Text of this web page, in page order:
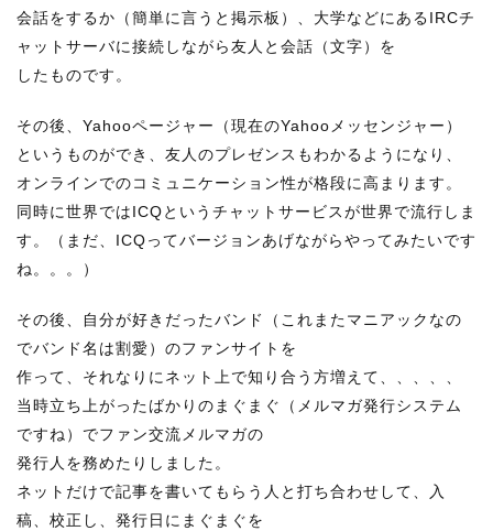
会話をするか（簡単に言うと掲示板）、大学などにあるIRCチ
ャットサーバに接続しながら友人と会話（文字）を
したものです。
その後、Yahooページャー（現在のYahooメッセンジャー）
というものができ、友人のプレゼンスもわかるようになり、
オンラインでのコミュニケーション性が格段に高まります。
同時に世界ではICQというチャットサービスが世界で流行しま
す。（まだ、ICQってバージョンあげながらやってみたいです
ね。。。）
その後、自分が好きだったバンド（これまたマニアックなの
でバンド名は割愛）のファンサイトを
作って、それなりにネット上で知り合う方増えて、、、、、
当時立ち上がったばかりのまぐまぐ（メルマガ発行システム
ですね）でファン交流メルマガの
発行人を務めたりしました。
ネットだけで記事を書いてもらう人と打ち合わせして、入
稿、校正し、発行日にまぐまぐを